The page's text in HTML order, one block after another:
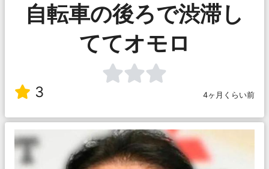
自転車の後ろで渋滞し
ててオモロ
3 4ヶ月くらい前